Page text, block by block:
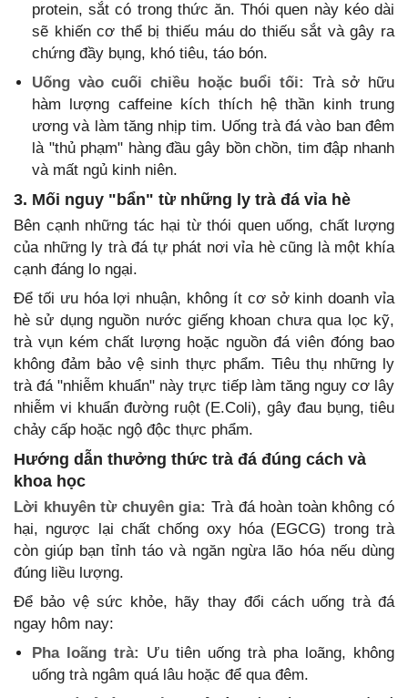
protein, sắt có trong thức ăn. Thói quen này kéo dài
sẽ khiến cơ thể bị thiếu máu do thiếu sắt và gây ra
chứng đầy bụng, khó tiêu, táo bón.
Uống vào cuối chiều hoặc buổi tối: Trà sở hữu
hàm lượng caffeine kích thích hệ thần kinh trung
ương và làm tăng nhịp tim. Uống trà đá vào ban đêm
là "thủ phạm" hàng đầu gây bồn chồn, tim đập nhanh
và mất ngủ kinh niên.
3. Mối nguy "bẩn" từ những ly trà đá vỉa hè
Bên cạnh những tác hại từ thói quen uống, chất lượng
của những ly trà đá tự phát nơi vỉa hè cũng là một khía
cạnh đáng lo ngại.
Để tối ưu hóa lợi nhuận, không ít cơ sở kinh doanh vỉa
hè sử dụng nguồn nước giếng khoan chưa qua lọc kỹ,
trà vụn kém chất lượng hoặc nguồn đá viên đóng bao
không đảm bảo vệ sinh thực phẩm. Tiêu thụ những ly
trà đá "nhiễm khuẩn" này trực tiếp làm tăng nguy cơ lây
nhiễm vi khuẩn đường ruột (E.Coli), gây đau bụng, tiêu
chảy cấp hoặc ngộ độc thực phẩm.
Hướng dẫn thưởng thức trà đá đúng cách và
khoa học
Lời khuyên từ chuyên gia: Trà đá hoàn toàn không có
hại, ngược lại chất chống oxy hóa (EGCG) trong trà
còn giúp bạn tỉnh táo và ngăn ngừa lão hóa nếu dùng
đúng liều lượng.
Để bảo vệ sức khỏe, hãy thay đổi cách uống trà đá
ngay hôm nay:
Pha loãng trà: Ưu tiên uống trà pha loãng, không
uống trà ngâm quá lâu hoặc để qua đêm.